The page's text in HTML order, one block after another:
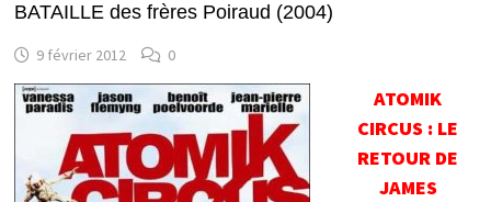
BATAILLE des frères Poiraud (2004)
9 février 2012 0
ATOMIK
CIRCUS : LE
RETOUR DE
JAMES